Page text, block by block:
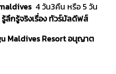
4 วัน3คืน หรือ 5 วัน
ลึกรู้จริงเรื่อง ทัวร์มัลดีฟส์
Maldives Resort อนุญาต